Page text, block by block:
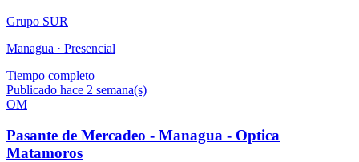
Grupo SUR
Managua · Presencial
Tiempo completo
Publicado hace 2 semana(s)
OM
Pasante de Mercadeo - Managua - Optica
Matamoros